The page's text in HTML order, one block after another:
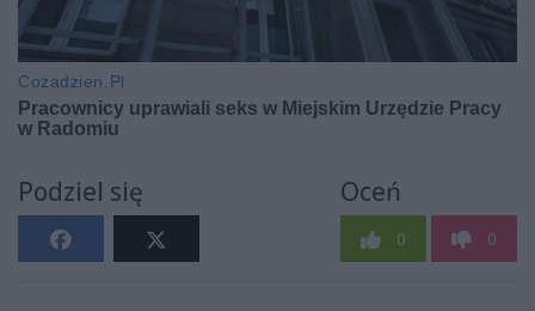
Podziel się Oceń
0 0